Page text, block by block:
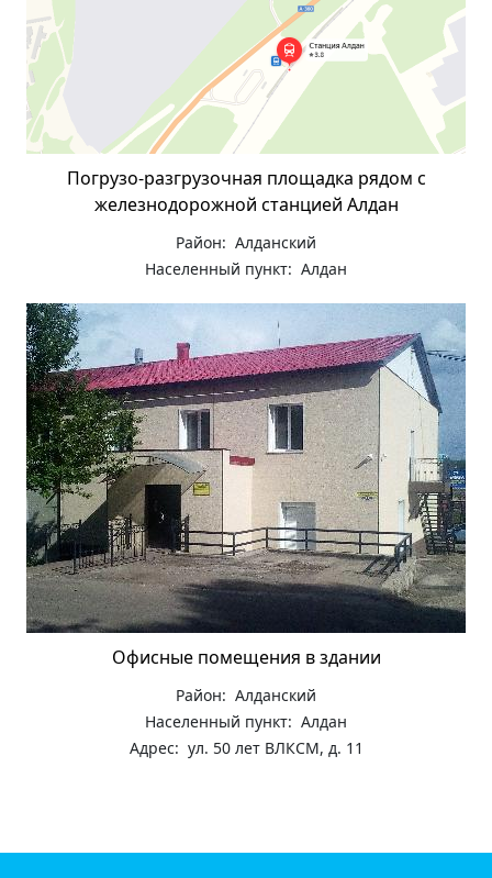
Погрузо-разгрузочная площадка рядом с
железнодорожной станцией Алдан
Район: Алданский
Населенный пункт: Алдан
Офисные помещения в здании
Район: Алданский
Населенный пункт: Алдан
Адрес: ул. 50 лет ВЛКСМ, д. 11